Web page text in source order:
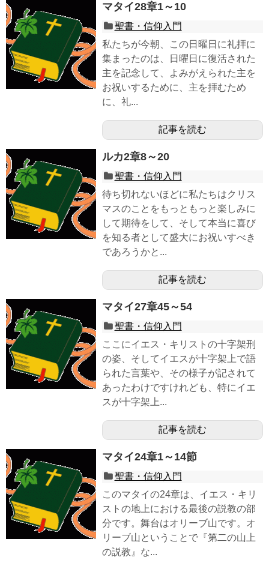
マタイ28章1～10
聖書・信仰入門
私たちが今朝、この日曜日に礼拝に
集まったのは、日曜日に復活された
主を記念して、よみがえられた主を
お祝いするために、主を拝むため
に、礼...
記事を読む
ルカ2章8～20
聖書・信仰入門
待ち切れないほどに私たちはクリス
マスのことをもっともっと楽しみに
して期待をして、そして本当に喜び
を知る者として盛大にお祝いすべき
であろうかと...
記事を読む
マタイ27章45～54
聖書・信仰入門
ここにイエス・キリストの十字架刑
の姿、そしてイエスが十字架上で語
られた言葉や、その様子が記されて
あったわけですけれども、特にイエ
スが十字架上...
記事を読む
マタイ24章1～14節
聖書・信仰入門
このマタイの24章は、イエス・キリ
ストの地上における最後の説教の部
分です。舞台はオリーブ山です。オ
リーブ山ということで『第二の山上
の説教』な...